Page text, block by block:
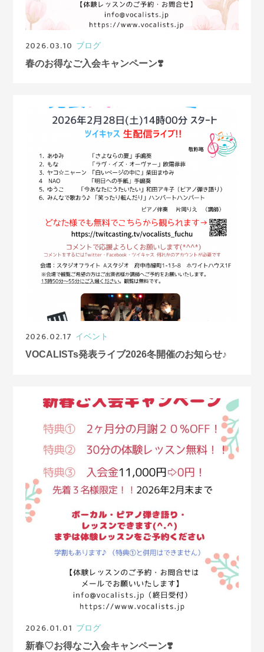
2026.03.10 ブログ
春のお得なご入会キャンペーン❣️
2026.02.17 イベント
VOCALISTs発表ライブ2026冬開催のお知らせ♪
2026.01.01 ブログ
新春♡お得なご入会キャンペーン❣️